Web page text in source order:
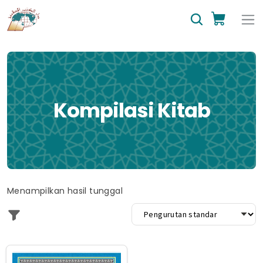
Kompilasi Kitab
Menampilkan hasil tunggal
Produk